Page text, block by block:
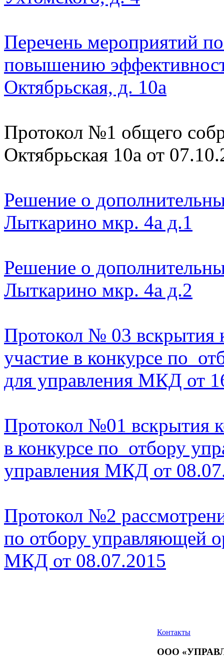
Перечень мероприятий
повышению
Октябрьская, д. 10а
Протокол №1 общего
Октябрьская 10а от
Решение о
Лыткарино мкр. 4а д.1
Решение о
Лыткарино мкр. 4а д.2
Протокол № 03 вскрытия
участие в конкурсе по
для управления МКД от
Протокол №01 вскрытия
в конкурсе по отбору
управления МКД от
Протокол №2
по отбору управляющей
МКД от 08.07.2015
Контакты
ООО